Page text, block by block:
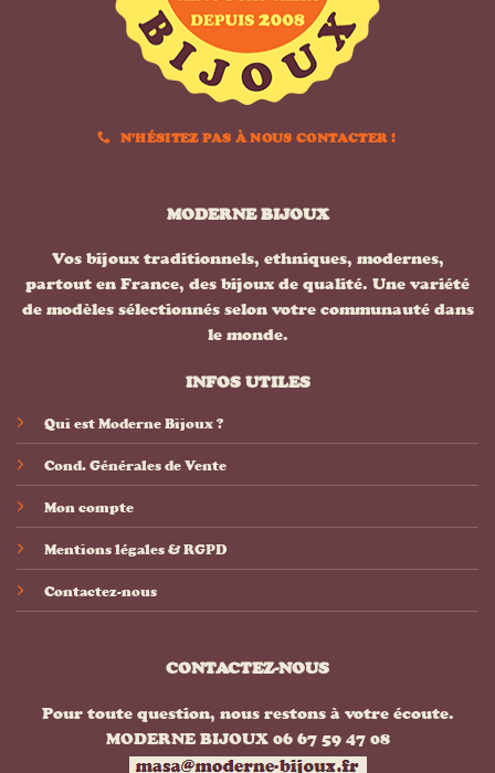
N'HÉSITEZ PAS À NOUS CONTACTER !
MODERNE BIJOUX
Vos bijoux traditionnels, ethniques, modernes,
partout en France, des bijoux de qualité. Une variété
de modèles sélectionnés selon votre communauté dans
le monde.
INFOS UTILES
Qui est Moderne Bijoux ?
Cond. Générales de Vente
Mon compte
Mentions légales & RGPD
Contactez-nous
CONTACTEZ-NOUS
Pour toute question, nous restons à votre écoute.
MODERNE BIJOUX 06 67 59 47 08